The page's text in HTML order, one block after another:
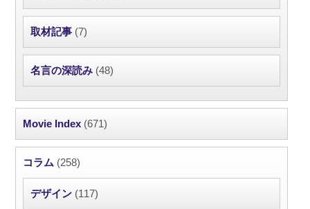
取材記事 (7)
名言の深読み (48)
Movie Index (671)
コラム (258)
デザイン (117)